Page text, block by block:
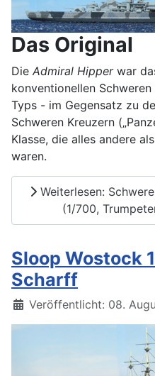
Das Original
Die Admiral Hipperwar
konventionellen
Typs - im Gegensatz zu
Schweren Kreuzern
Klasse, die alles andere
waren.
Weiterlesen:
(1/700,
Sloop Wostock
Scharff
Details
Veröffentlicht: 08.